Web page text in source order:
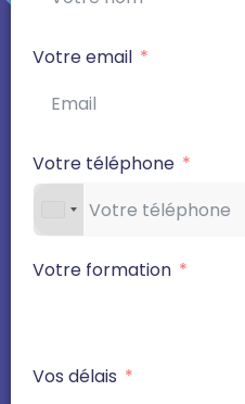
Votre email
Votre téléphone
Votre formation
Vos délais